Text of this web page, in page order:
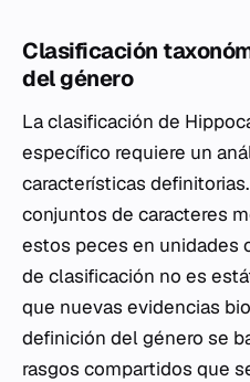
Clasificación
del género
La clasificación de
específico requiere un
características
conjuntos de caracteres
estos peces en unidades
de clasificación no es
que nuevas evidencias
definición del género se
rasgos compartidos que